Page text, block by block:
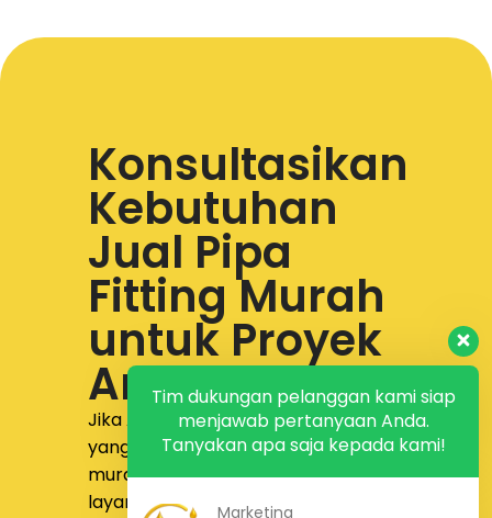
Konsultasikan
Kebutuhan
Jual Pipa
Fitting Murah
untuk Proyek
Anda
Jika Anda sedang mencari supplier
yang menyediakanjual pipa fitting
murah dengan produk lengkap,
layanan responsif, dan proses yang
Tim dukungan pelanggan kami siap
menjawab pertanyaan Anda.
Tanyakan apa saja kepada kami!
Marketing